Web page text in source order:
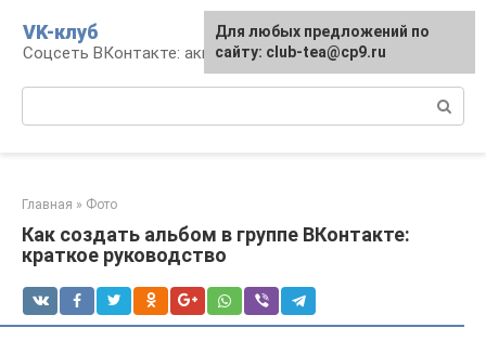
контенту
VK-клуб
Соцсеть ВКонтакте: аккаунт, общение, досуг
Главная » Фото
Как создать альбом в группе ВКонтакте:
краткое руководство
Для любых предложений по
сайту: club-tea@cp9.ru